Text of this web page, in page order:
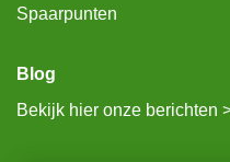
Spaarpunten
Blog
Bekijk hier onze berichten